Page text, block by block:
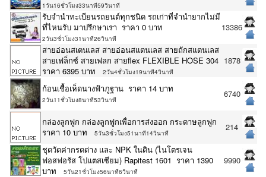
1วัน16ชั่วโมง33นาที59วินาที
รับจำนำทะเบียนรถยนต์ทุกชนิด รถเก่าที่จำนำยากไม่มี
ที่ไหนรับ มาปรึกษาเรา ราคา 0 บาท
2วัน3ชั่วโมง31นาที26วินาที
13386
สายอ่อนสเตนเลส สายอ่อนสแตนเลส สายถักสแตนเลส
สายเฟล็กซ์ สายเฟลก สายflex FLEXIBLE HOSE 304
ราคา 6395 บาท
2วัน4ชั่วโมง19นาที4วินาที
1878
ก้อนเชื้อเห็ดนางฟ้าภูฐาน ราคา 14 บาท
2วัน11ชั่วโมง8นาที53วินาที
6740
กล่องลูกฟูก กล่องลูกฟูกเพื่อการส่งออก กระดาษลูกฟูก
ราคา 10 บาท
5วัน3ชั่วโมง51นาที14วินาที
214
ชุดวัดค่ากรดด่าง และ NPK ในดิน (ไนโตรเจน
ฟอสฟอรัส โปแตสเซียม) Rapitest 1601 ราคา 1390
บาท
5วัน21ชั่วโมง56นาที6วินาที
9990